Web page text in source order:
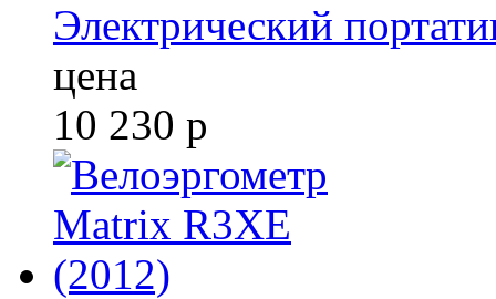
Электрический
цена
10 230 р